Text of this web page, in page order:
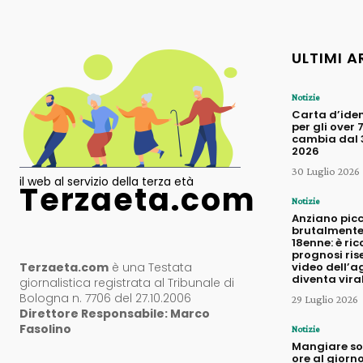
il web al servizio della terza età
Terzaeta.com
Terzaeta.com è una Testata
giornalistica registrata al Tribunale di
Bologna n. 7706 del 27.10.2006
Direttore Responsabile: Marco
Fasolino
ULTIMI
Notizie
Carta
per gli over
cambia dal
2026
30 Luglio 2026
Notizie
Anziano
18enne: è
prognosi
video
diventa
29 Luglio 2026
Notizie
Mangiare
ore al